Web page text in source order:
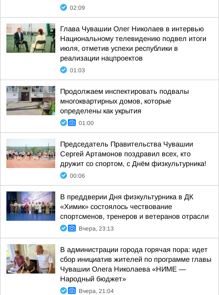
02:09
Глава Чувашии Олег Николаев в интервью
Национальному телевидению подвел итоги
июля, отметив успехи республики в
реализации нацпроектов
01:03
Продолжаем инспектировать подвалы
многоквартирных домов, которые
определены как укрытия
01:00
Председатель Правительства Чувашии
Сергей Артамонов поздравил всех, кто
дружит со спортом, с Днём физкультурника!
00:06
В преддверии Дня физкультурника в ДК
«Химик» состоялось чествование
спортсменов, тренеров и ветеранов отрасли
Вчера, 23:13
В администрации города горячая пора: идет
сбор инициатив жителей по программе главы
Чувашии Олега Николаева «НИМЕ —
Народный бюджет»
Вчера, 21:04